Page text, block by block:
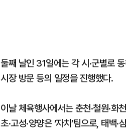
둘째 날인 31일에는 각 시·군별로
시장 방문 등의 일정을 진행했다.
이날 체육행사에서는 춘천·철원·화
초·고성·양양은 ‘자치’팀으로, 태백